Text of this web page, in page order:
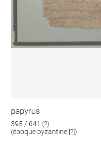
papyrus
395 / 641 (?)
(époque byzantine [?])